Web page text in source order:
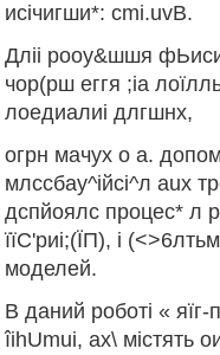
исічигши*: cmi.uvB.
Дліі рооу&шшя
чор(рш еггя ;іа
лоедиалиі длгшнх,
огрн мачух о а.
млссбау^ійсі^л aux
дспйоялс процес* л
їїС'риі;(ЇП), і
моделей.
В даний роботі « яїг-
îihUmui, ах\ містять